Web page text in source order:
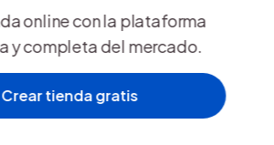
o expansiones regionales,
al equipo
online con la plataforma
y completa del mercado.
Crear tienda gratis